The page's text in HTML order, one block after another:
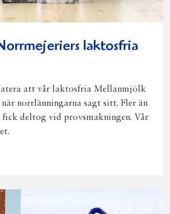
laktosfria
att vår laktosfria Mellanmjölk
norrlänningarna sagt sitt. Fler än
deltog vid provsmakningen. Vår